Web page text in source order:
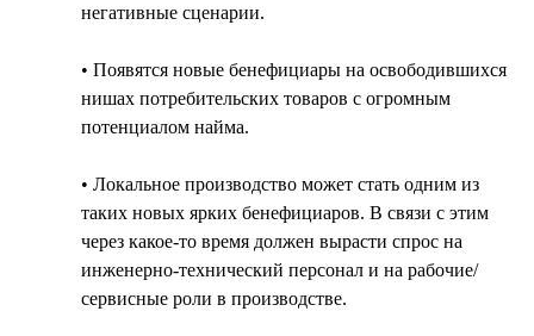
негативные сценарии.
• Появятся новые бенефициары на освободившихся
нишах потребительских товаров с огромным
потенциалом найма.
• Локальное производство может стать одним из
таких новых ярких бенефициаров. В связи с этим
через какое-то время должен вырасти спрос на
инженерно-технический персонал и на рабочие/
сервисные роли в производстве.